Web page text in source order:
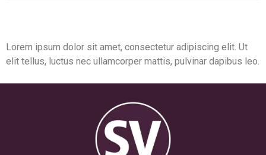
Lorem ipsum dolor sit amet, consectetur adipiscing elit. Ut
elit tellus, luctus nec ullamcorper mattis, pulvinar dapibus leo.